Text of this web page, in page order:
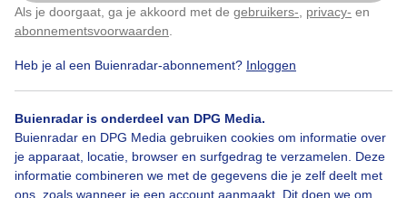
Als je doorgaat, ga je akkoord met de gebruikers- privacy- en
abonnementsvoorwaarden
Heb je al een Buienradar-abonnement? Inloggen
Buienradar is onderdeel van DPG Media.
Buienradar en DPG Media gebruiken cookies om informatie over
je apparaat, locatie, browser en surfgedrag te verzamelen. Deze
informatie combineren we met de gegevens die je zelf deelt met
ons, zoals wanneer je een account aanmaakt. Dit doen we om
Zomer Regen Wolken
Bekijk slideshow
Klik hierom dit aan te passen